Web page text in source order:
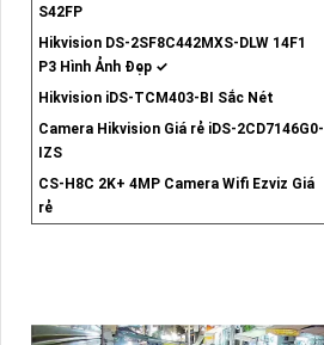
S42FP
Hikvision DS-2SF8C442MXS-DLW 14F1
P3 Hình Ảnh Đẹp ✓
Hikvision iDS-TCM403-BI Sắc Nét
Camera Hikvision Giá rẻ iDS-2CD7146G0-
IZS
CS-H8C 2K+ 4MP Camera Wifi Ezviz Giá
rẻ